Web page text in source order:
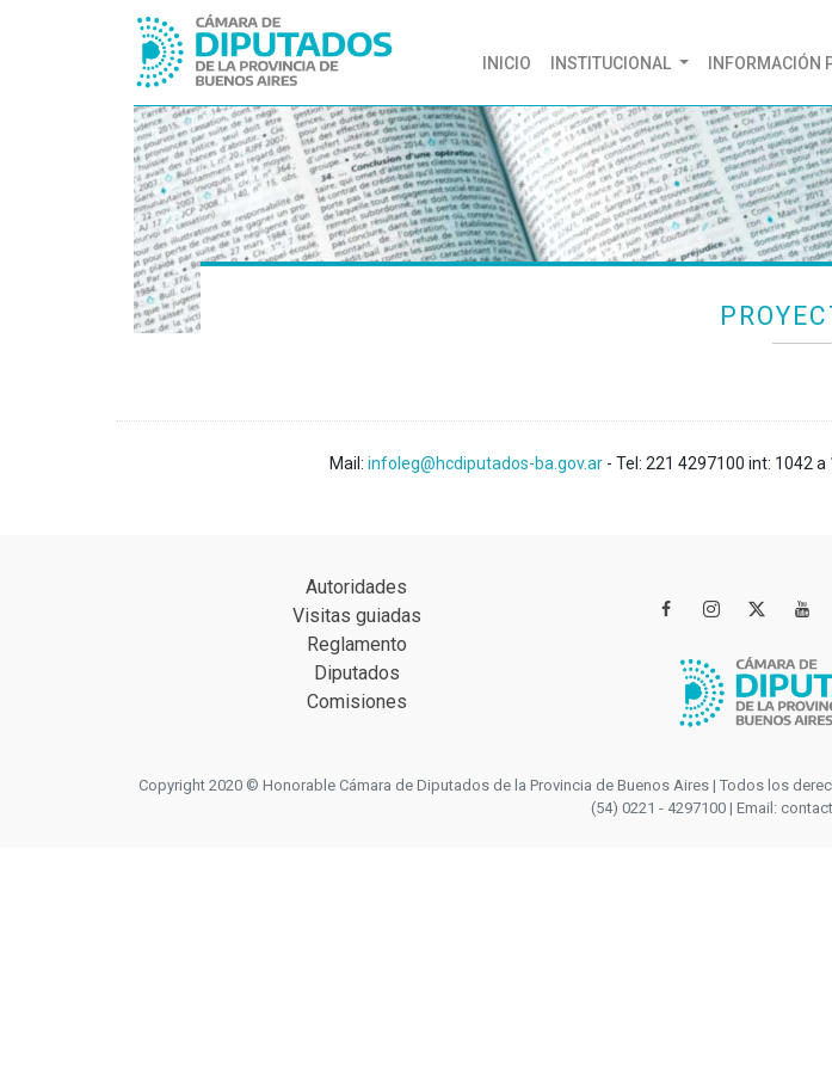
INICIO (CURRENT)
INSTITUCIONAL INFORMACIÓN
Mail: infoleg@hcdiputados-ba.gov.ar - Tel: 221 4297100 int: 1042
Autoridades
Visitas guiadas
Reglamento
Diputados
Comisiones
 
Copyright 2020 © Honorable Cámara de Diputados de la Provincia de Buenos Aires | Todos los
(54) 0221 - 4297100 | Email: